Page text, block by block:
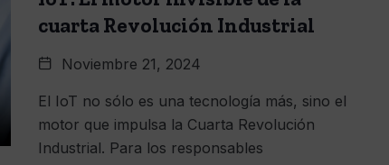
cuarta Revolución Industrial
Noviembre 21, 2024
El IoT no sólo es una tecnología más, sino el
motor que impulsa la Cuarta Revolución
Industrial. Para los responsables